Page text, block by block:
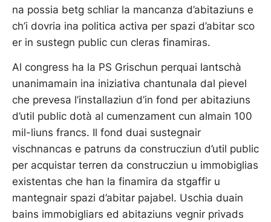
na possia betg schliar la mancanza d’abitaziuns e
ch’i dovria ina politica activa per spazi d’abitar sco
er in sustegn public cun cleras finamiras.
Al congress ha la PS Grischun perquai lantschà
unanimamain ina iniziativa chantunala dal pievel
che prevesa l’installaziun d’in fond per abitaziuns
d’util public dotà al cumenzament cun almain 100
mil-liuns francs. Il fond duai sustegnair
vischnancas e patruns da construcziun d’util public
per acquistar terren da construcziun u immobiglias
existentas che han la finamira da stgaffir u
mantegnair spazi d’abitar pajabel. Uschia duain
bains immobigliars ed abitaziuns vegnir privads